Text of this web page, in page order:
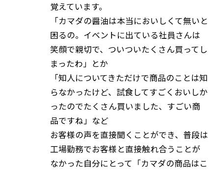
覚えています。
「カマダの醤油は本当においしくて無いと
困るの。イベントに出ている社員さんは
笑顔で親切で、ついついたくさん買ってし
まったわ」とか
「知人についてきただけで商品のことは知
らなかったけど、試食してすごくおいしか
ったのでたくさん買いました、すごい商
品ですね」など
お客様の声を直接聞くことができ、普段は
工場勤務でお客様と直接触れ合うことが
なかった自分にとって「カマダの商品はこ